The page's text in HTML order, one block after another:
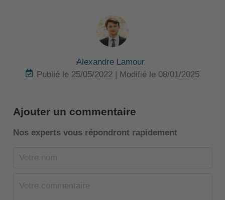
Alexandre Lamour
Publié le 25/05/2022 | Modifié le 08/01/2025
Ajouter un commentaire
Nos experts vous répondront rapidement